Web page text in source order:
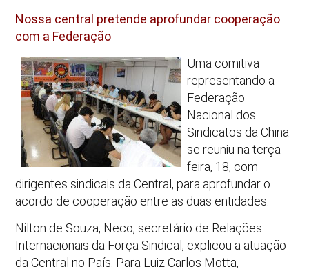
Nossa central pretende aprofundar cooperação
com a Federação
Uma comitiva
representando a
Federação
Nacional dos
Sindicatos da China
se reuniu na terça-
feira, 18, com
dirigentes sindicais da Central, para aprofundar o
acordo de cooperação entre as duas entidades.
Nilton de Souza, Neco, secretário de Relações
Internacionais da Força Sindical, explicou a atuação
da Central no País. Para Luiz Carlos Motta,